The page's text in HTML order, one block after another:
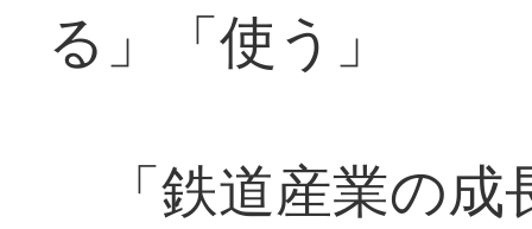
る」「使う」
「鉄道産業の成